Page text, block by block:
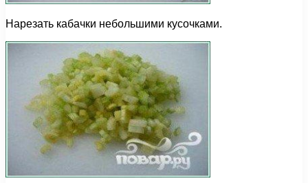
Нарезать кабачки небольшими кусочками.